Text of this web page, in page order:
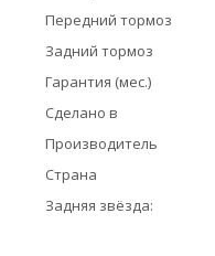
Передний тормоз
Задний тормоз
Гарантия (мес.)
Сделано в
Производитель
Страна
Задняя звёзда: